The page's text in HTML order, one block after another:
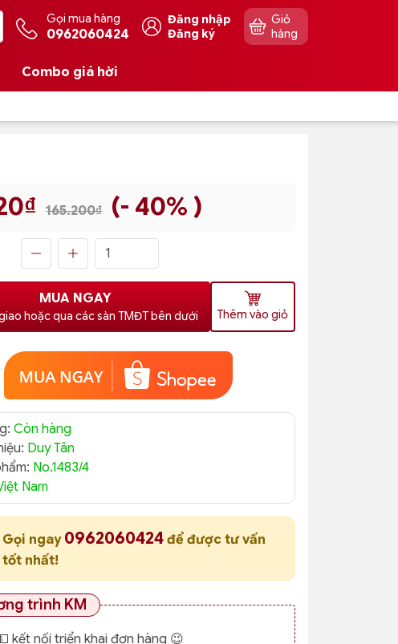
Gọi mua hàng
0962060424
Đăng nhập
Đăng ký
Giỏ
hàng
Combo giá hời
165.200₫ (- 40% )
MUA NGAY
hoặc qua các sàn TMĐT bên dưới Thêm vào giỏ
Còn hàng
Duy Tân
No.1483/4
Nam
Gọi ngay 0962060424để được tư vấn
tốt nhất!
trình KM
kết nối triển khai đơn hàng 😉